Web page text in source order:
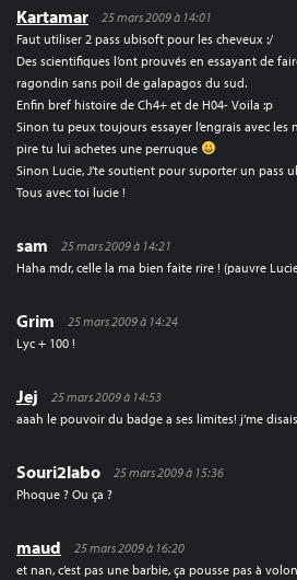
Kartamar
25 mars 2009 à 14:01
Faut utiliser 2 pass ubisoft pour les cheveux :/
Des scientifiques l’ont prouvés en essayant de
ragondin sans poil de galapagos du sud.
Enfin bref histoire de Ch4+ et de H04- Voila :p
Sinon tu peux toujours essayer l’engrais avec les
pire tu lui achetes une perruque
Sinon Lucie, J’te soutient pour suporter un pass
Tous avec toi lucie !
sam
25 mars 2009 à 14:21
Haha mdr, celle la ma bien faite rire ! (pauvre
Grim
25 mars 2009 à 14:24
Lyc + 100 !
Jej
25 mars 2009 à 14:53
aaah le pouvoir du badge a ses limites! j’me
Souri2labo
25 mars 2009 à 15:36
Phoque ? Ou ça ?
maud
25 mars 2009 à 16:20
et nan, c’est pas une barbie, ça pousse pas à